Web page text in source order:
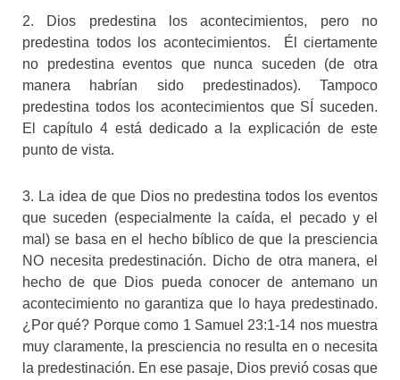
2. Dios predestina los acontecimientos, pero no
predestina todos los acontecimientos. Él ciertamente
no predestina eventos que nunca suceden (de otra
manera habrían sido predestinados). Tampoco
predestina todos los acontecimientos que SÍ suceden.
El capítulo 4 está dedicado a la explicación de este
punto de vista.
3. La idea de que Dios no predestina todos los eventos
que suceden (especialmente la caída, el pecado y el
mal) se basa en el hecho bíblico de que la presciencia
NO necesita predestinación. Dicho de otra manera, el
hecho de que Dios pueda conocer de antemano un
acontecimiento no garantiza que lo haya predestinado.
¿Por qué? Porque como 1 Samuel 23:1-14 nos muestra
muy claramente, la presciencia no resulta en o necesita
la predestinación. En ese pasaje, Dios previó cosas que